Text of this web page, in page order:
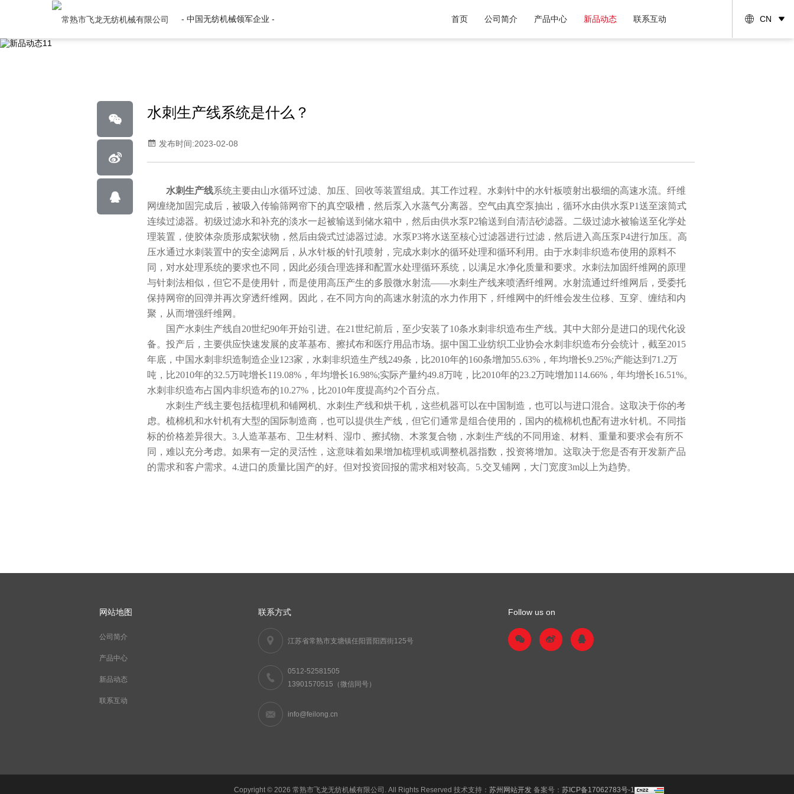
- 中国无纺机械领军企业 - CN
首页 公司简介 产品中心 新品动态 联系互动
水刺生产线系统是什么？
发布时间:2023-02-08
水刺生产线系统主要由山水循环过滤、加压、回收等装置组成。其工作过程。水刺针中的水针板喷射出极细的高速水流。纤维
网缠绕加固完成后，被吸入传输筛网帘下的真空吸槽，然后泵入水蒸气分离器。空气由真空泵抽出，循环水由供水泵P1送至滚筒式
连续过滤器。初级过滤水和补充的淡水一起被输送到储水箱中，然后由供水泵P2输送到自清洁砂滤器。二级过滤水被输送至化学处
理装置，使胶体杂质形成絮状物，然后由袋式过滤器过滤。水泵P3将水送至核心过滤器进行过滤，然后进入高压泵P4进行加压。高
压水通过水刺装置中的安全滤网后，从水针板的针孔喷射，完成水刺水的循环处理和循环利用。由于水刺非织造布使用的原料不
同，对水处理系统的要求也不同，因此必须合理选择和配置水处理循环系统，以满足水净化质量和要求。水刺法加固纤维网的原理
与针刺法相似，但它不是使用针，而是使用高压产生的多股微水射流——水刺生产线来喷洒纤维网。水射流通过纤维网后，受委托
保持网帘的回弹并再次穿透纤维网。因此，在不同方向的高速水射流的水力作用下，纤维网中的纤维会发生位移、互穿、缠结和内
聚，从而增强纤维网。
国产水刺生产线自20世纪90年开始引进。在21世纪前后，至少安装了10条水刺非织造布生产线。其中大部分是进口的现代化设
备。投产后，主要供应快速发展的皮革基布、擦拭布和医疗用品市场。据中国工业纺织工业协会水刺非织造布分会统计，截至2015
年底，中国水刺非织造制造企业123家，水刺非织造生产线249条，比2010年的160条增加55.63%，年均增长9.25%;产能达到71.2万
吨，比2010年的32.5万吨增长119.08%，年均增长16.98%;实际产量约49.8万吨，比2010年的23.2万吨增加114.66%，年均增长16.51%。
水刺非织造布占国内非织造布的10.27%，比2010年度提高约2个百分点。
水刺生产线主要包括梳理机和铺网机、水刺生产线和烘干机，这些机器可以在中国制造，也可以与进口混合。这取决于你的考
虑。梳棉机和水针机有大型的国际制造商，也可以提供生产线，但它们通常是组合使用的，国内的梳棉机也配有进水针机。不同指
标的价格差异很大。3.人造革基布、卫生材料、湿巾、擦拭物、木浆复合物，水刺生产线的不同用途、材料、重量和要求会有所不
同，难以充分考虑。如果有一定的灵活性，这意味着如果增加梳理机或调整机器指数，投资将增加。这取决于您是否有开发新产品
的需求和客户需求。4.进口的质量比国产的好。但对投资回报的需求相对较高。5.交叉铺网，大门宽度3m以上为趋势。
网站地图
公司简介
产品中心
新品动态
联系互动
联系方式
江苏省常熟市支塘镇任阳晋阳西街125号
0512-52581505
13901570515（微信同号）
info@feilong.cn
Follow us on
Copyright © 2026 常熟市飞龙无纺机械有限公司. All Rights Reserved 技术支持： 苏州网站开发备案号： 苏ICP备17062783号-1